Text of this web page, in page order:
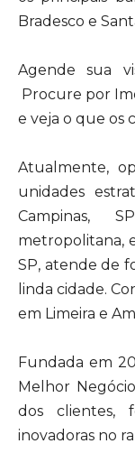
Bradesco e
Agende sua
Procure por
e veja o que os
Atualmente,
unidades
Campinas,
metropolitana,
SP, atende de
linda cidade.
em Limeira e
Fundada em
Melhor
dos clientes,
inovadoras no